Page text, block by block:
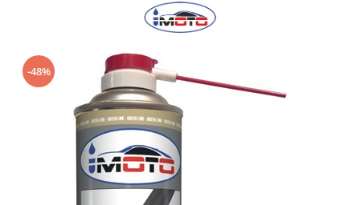
Clesti autoblocanti
Clesti pentru sertizat
Clesti pentru sigurante
Clesti reglabili pentru tevi
Clesti service auto
Clesti universali
Clima/Aer conditionat
-48%